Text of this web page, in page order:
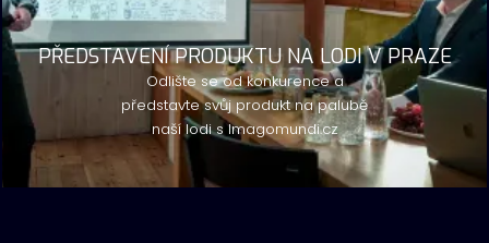
PŘEDSTAVENÍ PRODUKTU NA LODI V PRAZE
Odlište se od konkurence a
představte svůj produkt na palubě
naší lodi s Imagomundi.cz